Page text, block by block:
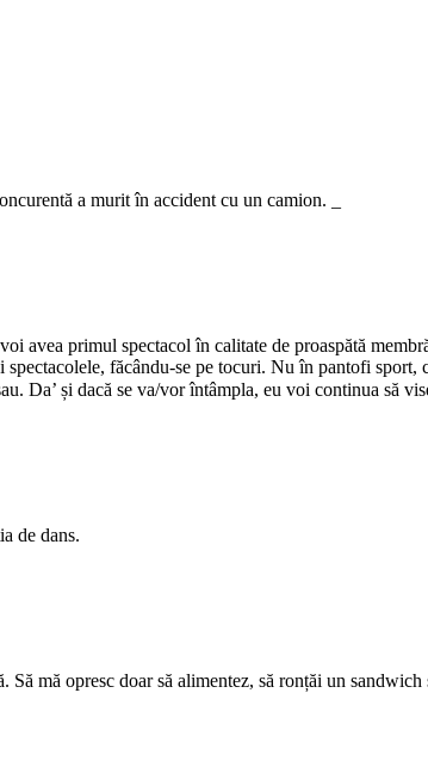
a murit în accident cu un camion. _
avea primul spectacol în calitate de proaspătă
făcându-se pe tocuri. Nu în pantofi
Da’ și dacă se va/vor întâmpla, eu voi continua să
de dans.
mă opresc doar să alimentez, să ronțăi un sandwich